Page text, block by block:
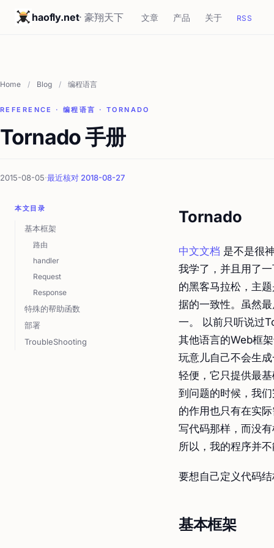
haofly.net· 豪翔天下 文章 产品 关于 RSS
Home / Blog / 编程语言
REFERENCE · 编程语言 · TORNADO
Tornado 手册
2015-08-05·最近核对 2018-08-27
本文目录
基本框架
路由
handler
Request
Response
特殊的帮助函数
部署
TroubleShooting
Tornado
中文文档 是不是很
我学了，并且用了
的黑客马拉松，主
据的一致性。虽然
一。 以前只听说过
其他语言的Web框
玩意儿自己不会生
轻便，它只提供最
到问题的时候，我
的作用也只有在实
写代码那样，而没
所以，我的程序并
要想自己定义代码
基本框架